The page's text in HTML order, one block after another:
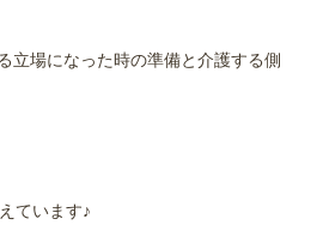
立場になった時の準備と介護する側
ています♪